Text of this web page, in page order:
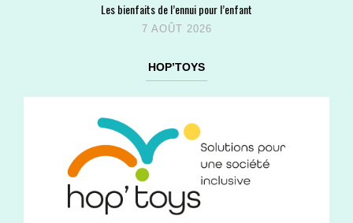
Les bienfaits de l’ennui pour l’enfant
7 AOÛT 2026
HOP’TOYS